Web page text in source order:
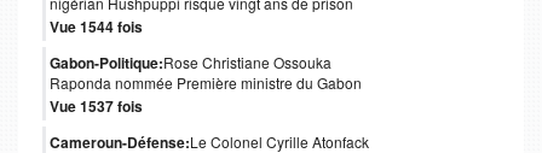
Vue 1544 fois
Gabon-Politique:Rose Christiane Ossouka
Raponda nommée Première ministre du Gabon
Vue 1537 fois
Cameroun-Défense:Le Colonel Cyrille Atonfack